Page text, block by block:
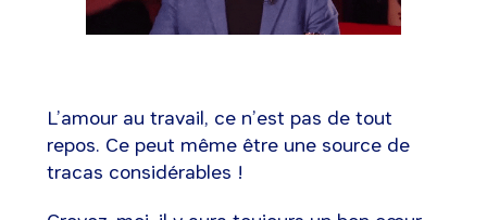
L’amour au travail, ce n’est pas de tout
repos. Ce peut même être une source de
tracas considérables !